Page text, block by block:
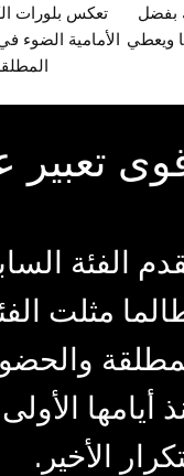
بفضل
ويعطي
تعكس بلورات
الأمامية الضوء
تعبير
الفئة
مثلت
أيامها
الأخير.